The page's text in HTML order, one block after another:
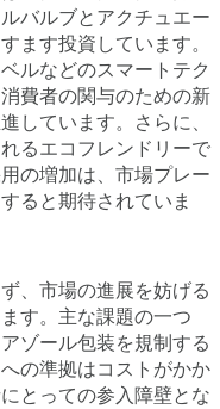
バルブとアクチュエー
ます投資しています。
ルなどのスマートテク
費者の関与のための新
しています。さらに、
るエコフレンドリーで
の増加は、市場プレー
ると期待されていま
、市場の進展を妨げる
す。主な課題の一つ
ゾール包装を規制する
の準拠はコストがかか
とっての参入障壁とな